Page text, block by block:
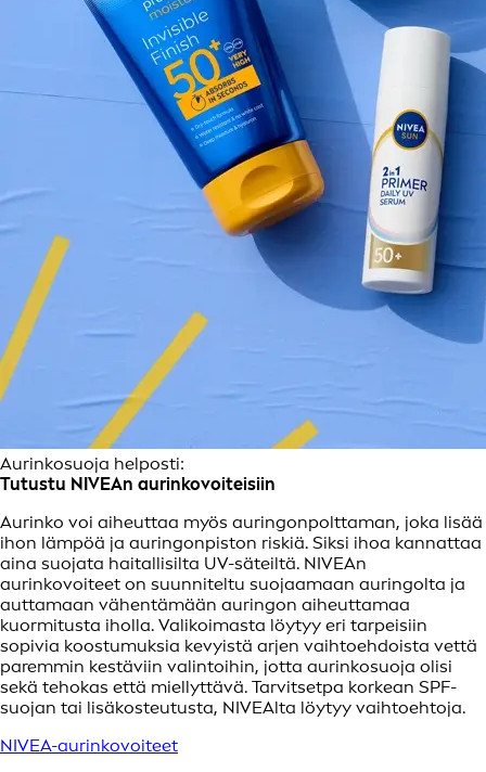
Aurinkosuoja helposti:
Tutustu NIVEAn aurinkovoiteisiin
Aurinko voi aiheuttaa myös auringonpolttaman, joka lisää
ihon lämpöä ja auringonpiston riskiä. Siksi ihoa kannattaa
aina suojata haitallisilta UV-säteiltä. NIVEAn
aurinkovoiteet on suunniteltu suojaamaan auringolta ja
auttamaan vähentämään auringon aiheuttamaa
kuormitusta iholla. Valikoimasta löytyy eri tarpeisiin
sopivia koostumuksia kevyistä arjen vaihtoehdoista vettä
paremmin kestäviin valintoihin, jotta aurinkosuoja olisi
sekä tehokas että miellyttävä. Tarvitsetpa korkean SPF-
suojan tai lisäkosteutusta, NIVEAlta löytyy vaihtoehtoja.
NIVEA-aurinkovoiteet